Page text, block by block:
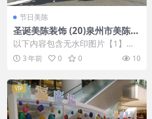
节日美陈
圣诞美陈装饰 (20)泉州市美陈工
厂
以下内容包含无水印图片【1】张
，开通会员无障碍浏览 开通VIP会
员 3 年前 0 0 10
VIP